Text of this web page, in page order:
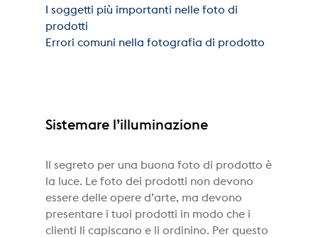
I soggetti più importanti nelle foto di
prodotti
Errori comuni nella fotografia di prodotto
Sistemare l’illuminazione
Il segreto per una buona foto di prodotto è
la luce. Le foto dei prodotti non devono
essere delle opere d’arte, ma devono
presentare i tuoi prodotti in modo che i
clienti li capiscano e li ordinino. Per questo